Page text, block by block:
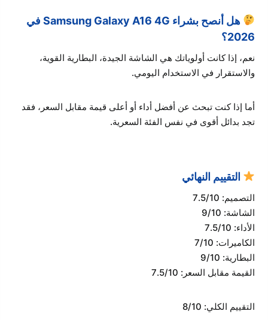
هل أنصح بشراء Samsung Galaxy A16 4G في
2026؟
نعم، إذا كانت أولوياتك هي الشاشة الجيدة، البطارية القوية،
والاستقرار في الاستخدام اليومي.
أما إذا كنت تبحث عن أفضل أداء أو أعلى قيمة مقابل السعر، فقد
تجد بدائل أقوى في نفس الفئة السعرية.
التقييم النهائي
التصميم: 7.5/10
الشاشة: 9/10
الأداء: 7.5/10
الكاميرات: 7/10
البطارية: 9/10
القيمة مقابل السعر: 7.5/10
التقييم الكلي: 8/10